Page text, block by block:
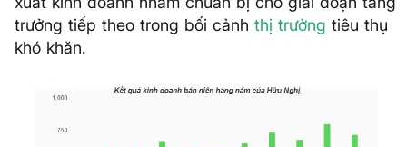
trưởng tiếp theo trong bối cảnh thị trường tiêu thụ
khó khăn.